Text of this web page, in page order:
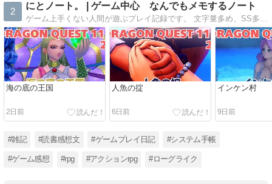
2
にとノート。 | ゲーム中心 なんでもメモするノート
ゲーム上手くない人間が遊ぶプレイ記録です。 文字量多め、SS多めでゆっくり書いてます。 RPG中心、MonsterHunterWorld、DQ11Sなど進行中です。
海の底の王国
2日前
人魚の掟
6日前
インケン村
9日前
#雑記 #読書感想文 #ゲームプレイ日記 #システム手帳
#ゲーム感想 #rpg #アクションrpg #ローグライク